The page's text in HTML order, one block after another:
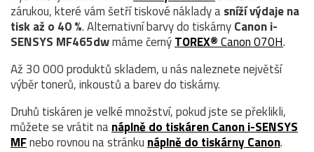
zárukou, které vám šetří tiskové náklady asníží výdaje na
tisk až o 40 %. Alternativní barvy do tiskárnyCanon i-
SENSYS MF465dwmáme černýTOREX®Canon 070H.
Až 30 000 produktů skladem, u nás naleznete největší
výběr tonerů, inkoustů a barev do tiskárny.
Druhů tiskáren je velké množství, pokud jste se překlikli,
můžete se vrátit nanáplně do tiskáren Canon i-SENSYS
MFnebo rovnou na stránku náplně do tiskárny Canon.